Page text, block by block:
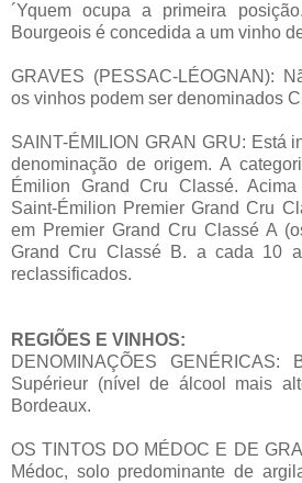
´Yquem ocupa a primeira
Bourgeois é concedida a um vinho
GRAVES (PESSAC-LÉOGNAN):
os vinhos podem ser denominados
SAINT-ÉMILION GRAN GRU: Está
denominação de origem. A
Émilion Grand Cru Classé.
Saint-Émilion Premier Grand Cru
em Premier Grand Cru Classé A
Grand Cru Classé B. a cada 10
reclassificados.
REGIÕES E VINHOS:
DENOMINAÇÕES GENÉRICAS:
Supérieur (nível de álcool mais
Bordeaux.
OS TINTOS DO MÉDOC E DE
Médoc, solo predominante de